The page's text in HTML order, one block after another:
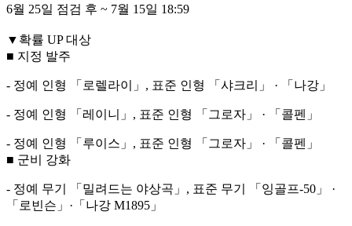
6월 25일 점검 후 ~ 7월 15일 18:59
▼확률 UP 대상
■ 지정 발주
- 정예 인형 「로렐라이」, 표준 인형 「샤크리」 · 「나강」
- 정예 인형 「레이니」, 표준 인형 「그로자」 · 「콜펜」
- 정예 인형 「루이스」, 표준 인형 「그로자」 · 「콜펜」
■ 군비 강화
- 정예 무기 「밀려드는 야상곡」, 표준 무기 「잉골프-50」 ·
「로빈슨」·「나강 M1895」